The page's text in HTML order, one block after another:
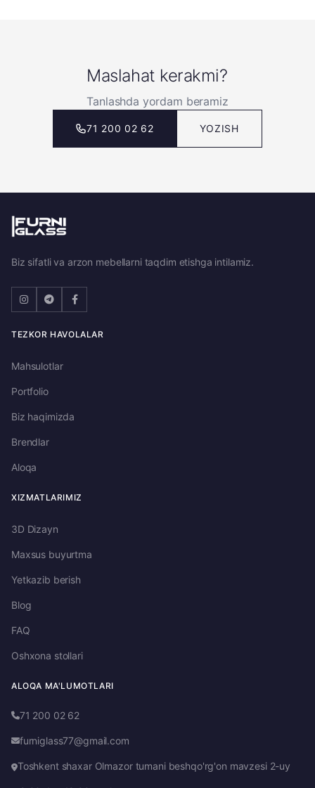
Maslahat kerakmi?
Tanlashda yordam beramiz
71 200 02 62 YOZISH
Biz sifatli va arzon mebellarni taqdim etishga intilamiz.
TEZKOR HAVOLALAR
Mahsulotlar
Portfolio
Biz haqimizda
Brendlar
Aloqa
XIZMATLARIMIZ
3D Dizayn
Maxsus buyurtma
Yetkazib berish
Blog
FAQ
Oshxona stollari
ALOQA MA'LUMOTLARI
71 200 02 62
furniglass77@gmail.com
Toshkent shaxar Olmazor tumani beshqo'rg'on mavzesi 2-uy